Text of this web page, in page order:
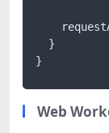
  }
}
Web